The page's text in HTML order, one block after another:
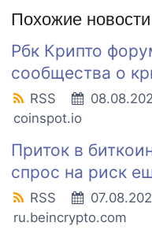
Похожие новости
Рбк Крипто
сообщества о
RSS
coinspot.io
Приток в
спрос на риск
RSS
ru.beincrypto.com